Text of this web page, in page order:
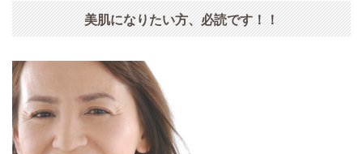
美肌になりたい方、必読です！！